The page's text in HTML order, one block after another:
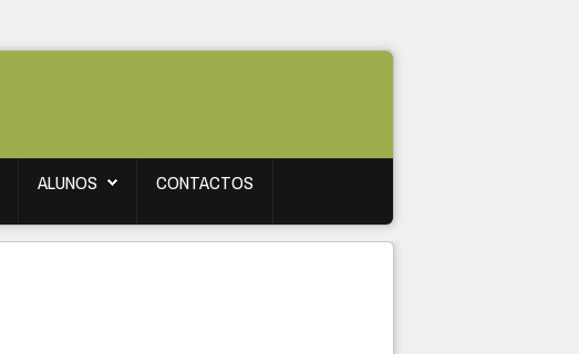
ALUNOS CONTACTOS